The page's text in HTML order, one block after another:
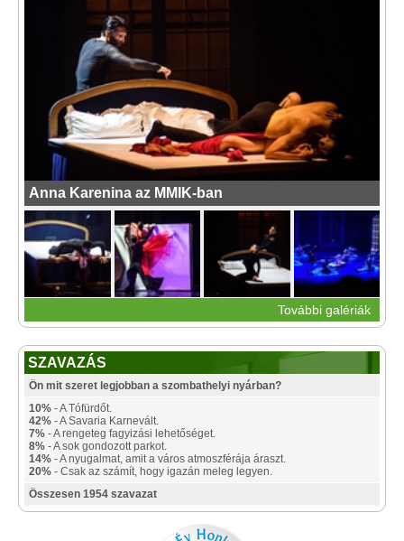
Anna Karenina az MMIK-ban
További galériák
SZAVAZÁS
Ön mit szeret legjobban a szombathelyi nyárban?
10% - A Tófürdőt.
42% - A Savaria Karnevált.
7% - A rengeteg fagyizási lehetőséget.
8% - A sok gondozott parkot.
14% - A nyugalmat, amit a város atmoszférája áraszt.
20% - Csak az számít, hogy igazán meleg legyen.
Összesen 1954 szavazat